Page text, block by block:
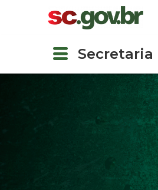
Secretaria